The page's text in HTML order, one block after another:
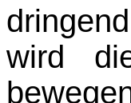
wird